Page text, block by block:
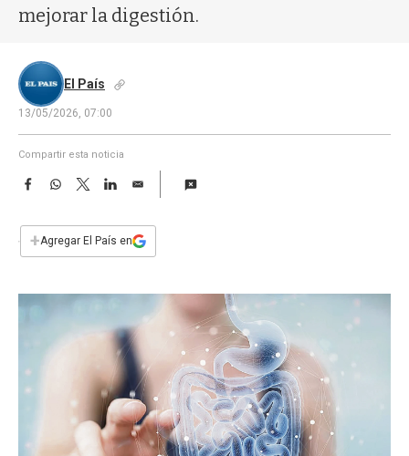
mejorar la digestión.
El País
13/05/2026, 07:00
Compartir esta noticia
F
e
b
k
W
s
p
T
w
t
L
E
i
l
+Agregar El País en